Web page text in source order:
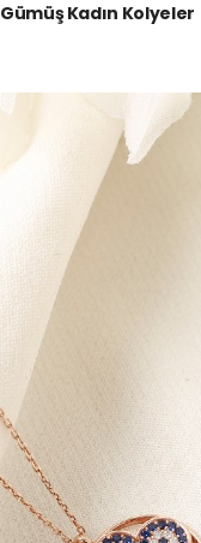
Gümüş Kadın Kolyeler